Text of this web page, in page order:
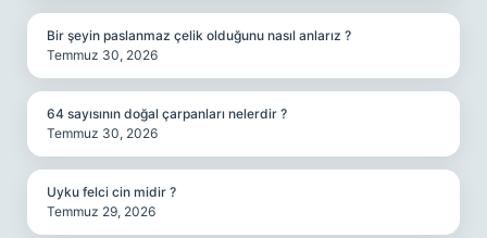
Bir şeyin paslanmaz çelik olduğunu nasıl anlarız ?
Temmuz 30, 2026
64 sayısının doğal çarpanları nelerdir ?
Temmuz 30, 2026
Uyku felci cin midir ?
Temmuz 29, 2026